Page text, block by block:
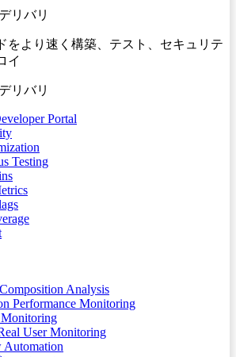
リバリ
をより速く構築、テスト、セキュリテ
イ
リバリ
Portal
Testing
Analysis
Performance Monitoring
User Monitoring